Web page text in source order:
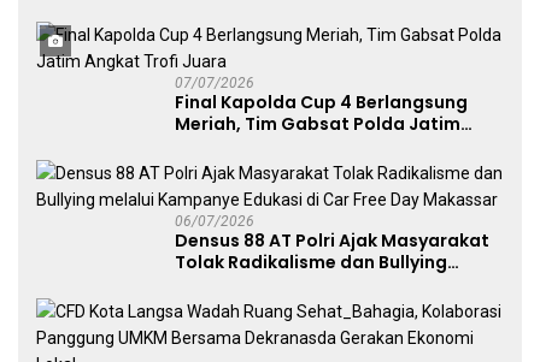
Penggunaan Senjata Api
07/07/2026
Final Kapolda Cup 4 Berlangsung
Meriah, Tim Gabsat Polda Jatim
06/07/2026
Densus 88 AT Polri Ajak Masyarakat
Tolak Radikalisme dan Bullying
Free Day Makassar